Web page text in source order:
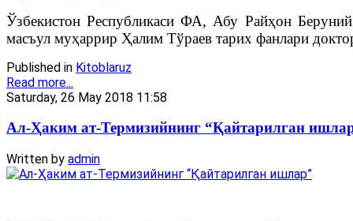
Ўзбекистон Республикаси ФА, Абу Райҳон
масъул муҳаррир Ҳалим Тўраев тарих фанлари
Published in Kitoblaruz
Read more...
Saturday, 26 May 2018 11:58
Ал-Ҳаким ат-Термизийнинг “Қайтарилган
Written by admin